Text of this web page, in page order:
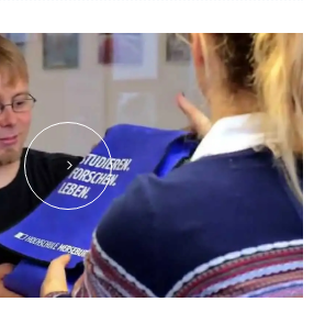
Inhalt von YouTube laden